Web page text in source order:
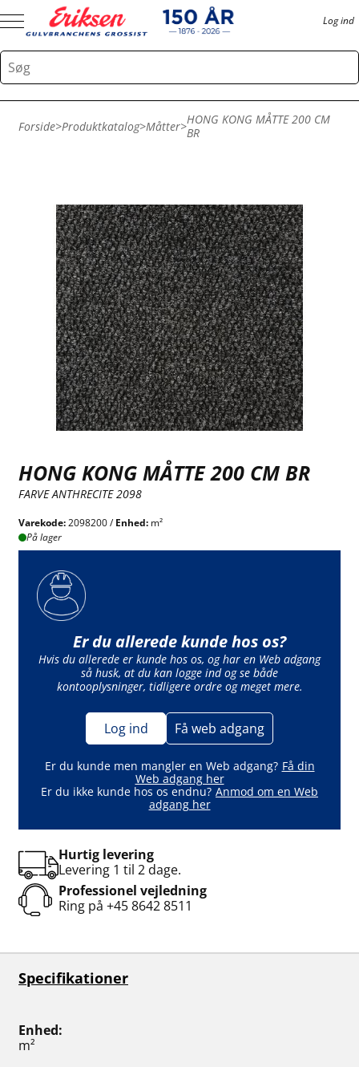
Log ind
Forside>Produktkatalog>Måtter>HONG KONG MÅTTE 200 CM
BR
HONG KONG MÅTTE 200 CM BR
FARVE ANTHRECITE 2098
Varekode:2098200 /Enhed: m²
På lager
Er du allerede kunde hos os?
Hvis du allerede er kunde hos os, og har en Web adgang
så husk, at du kan logge ind og se både
kontooplysninger, tidligere ordre og meget mere.
Log ind Få web adgang
Er du kunde men mangler en Web adgang? Få din
Web adgang her
Er du ikke kunde hos os endnu? Anmod om en Web
adgang her
Hurtig levering
Levering 1 til 2 dage.
Professionel vejledning
Ring på +45 8642 8511
Specifikationer
Enhed
m²